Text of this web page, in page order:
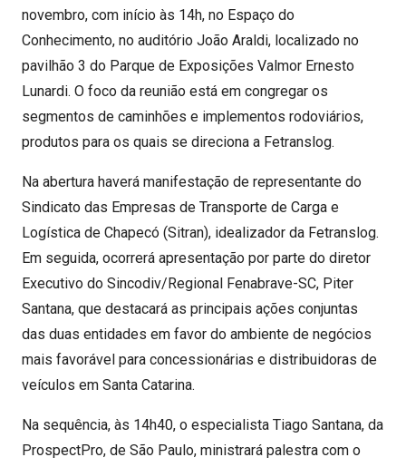
novembro, com início às 14h, no Espaço do
Conhecimento, no auditório João Araldi, localizado no
pavilhão 3 do Parque de Exposições Valmor Ernesto
Lunardi. O foco da reunião está em congregar os
segmentos de caminhões e implementos rodoviários,
produtos para os quais se direciona a Fetranslog.
Na abertura haverá manifestação de representante do
Sindicato das Empresas de Transporte de Carga e
Logística de Chapecó (Sitran), idealizador da Fetranslog.
Em seguida, ocorrerá apresentação por parte do diretor
Executivo do Sincodiv/Regional Fenabrave-SC, Piter
Santana, que destacará as principais ações conjuntas
das duas entidades em favor do ambiente de negócios
mais favorável para concessionárias e distribuidoras de
veículos em Santa Catarina.
Na sequência, às 14h40, o especialista Tiago Santana, da
ProspectPro, de São Paulo, ministrará palestra com o